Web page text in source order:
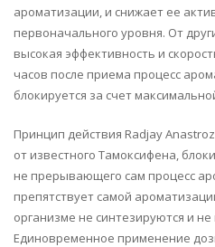
ароматизации, и снижает ее
первоначального уровня. От
высокая эффективность и
часов после приема процесс
блокируется за счет
Принцип действия Radjay
от известного Тамоксифена,
не прерывающего сам процесс
препятствует самой
организме не синтезируются и
Единовременное применение